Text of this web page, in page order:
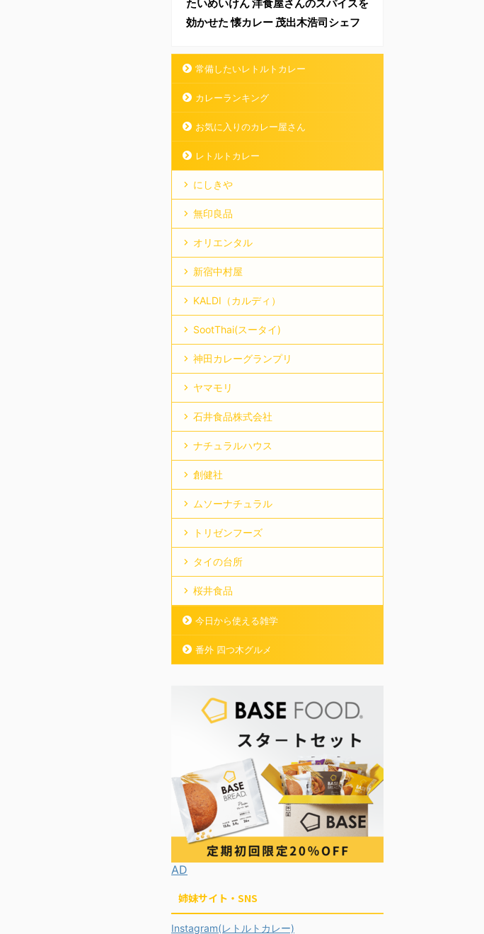
たいめいけん 洋食屋さんのスパイスを
効かせた 懐カレー 茂出木浩司シェフ
常備したいレトルトカレー
カレーランキング
お気に入りのカレー屋さん
レトルトカレー
にしきや
無印良品
オリエンタル
新宿中村屋
KALDI（カルディ）
SootThai(スータイ)
神田カレーグランプリ
ヤマモリ
石井食品株式会社
ナチュラルハウス
創健社
ムソーナチュラル
トリゼンフーズ
タイの台所
桜井食品
今日から使える雑学
番外 四つ木グルメ
AD
姉妹サイト・SNS
Instagram(レトルトカレー)